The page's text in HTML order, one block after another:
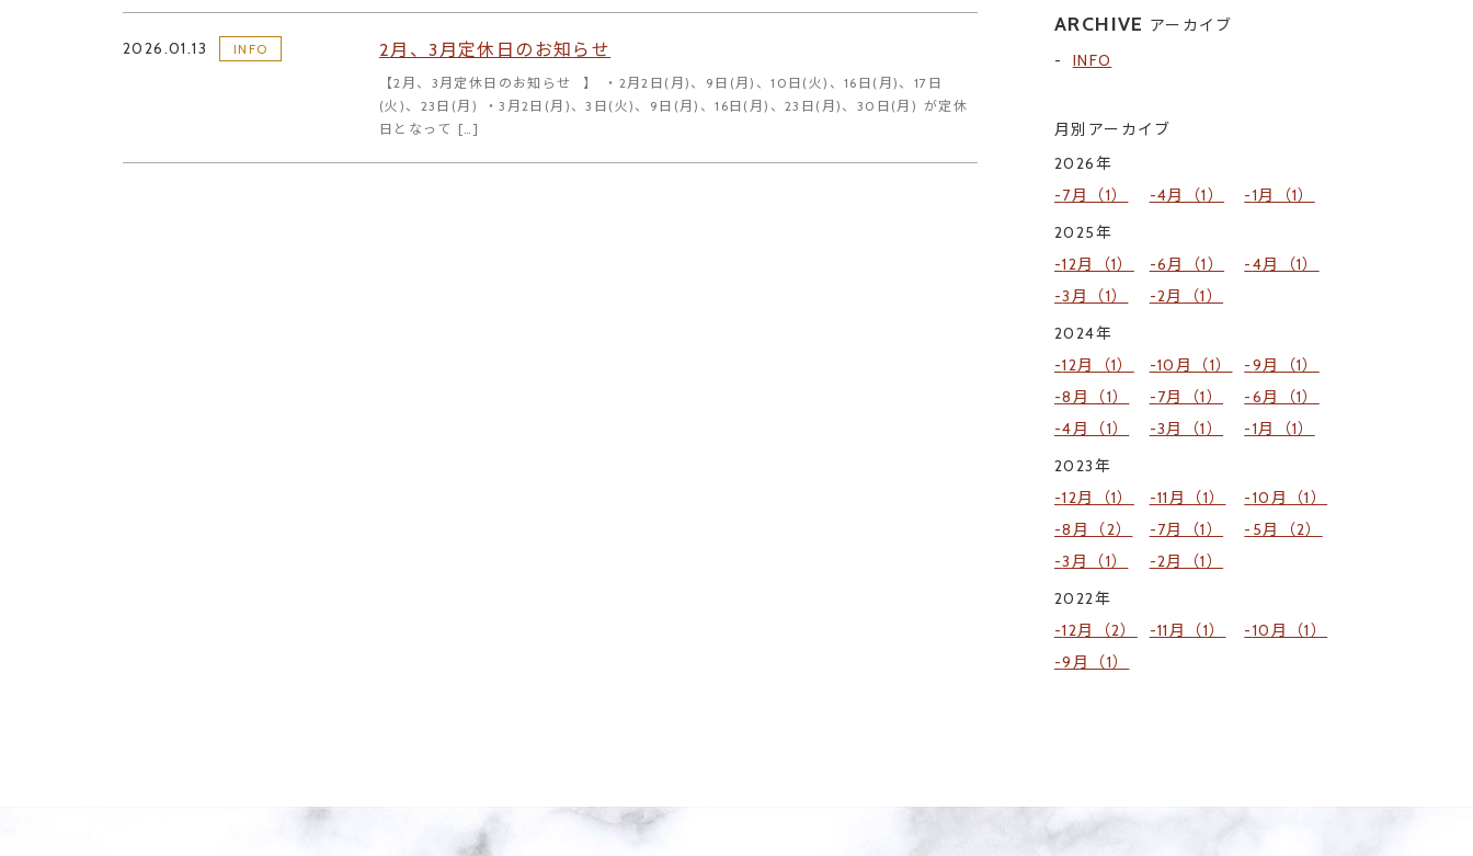
2026.01.13 INFO 2月、3月定休日のお知らせ
【2月、3月定休日のお知らせ⠀】 ・2月2日(月)、9日(月)、10日(火)、16日(月)、17日
(火)、23日(月) ・3月2日(月)、3日(火)、9日(月)、16日(月)、23日(月)、30日(月) が定休
日となって […]
ARCHIVE アーカイブ
INFO
月別アーカイブ
2026年
7月（1）
4月（1）
1月（1）
2025年
12月（1）
6月（1）
4月（1）
3月（1）
2月（1）
2024年
12月（1）
10月（1）
9月（1）
8月（1）
7月（1）
6月（1）
4月（1）
3月（1）
1月（1）
2023年
12月（1）
11月（1）
10月（1）
8月（2）
7月（1）
5月（2）
3月（1）
2月（1）
2022年
12月（2）
11月（1）
10月（1）
9月（1）